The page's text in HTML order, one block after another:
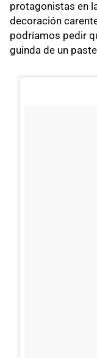
protagonistas en
decoración
podríamos pedir
guinda de un